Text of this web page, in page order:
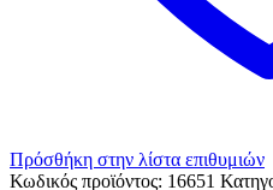
Πρόσθήκη στην λίστα επιθυμιών
Κωδικός προϊόντος: 16651